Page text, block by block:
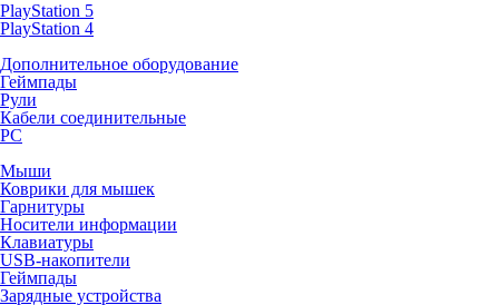
PlayStation 5
PlayStation 4
Дополнительное оборудование
Геймпады
Рули
Кабели соединительные
PC
Мыши
Коврики для мышек
Гарнитуры
Носители информации
Клавиатуры
USB-накопители
Геймпады
Зарядные устройства